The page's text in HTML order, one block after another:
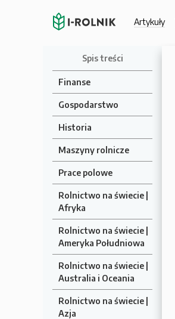
Artykuły
Spis treści
Finanse
Gospodarstwo
Historia
Maszyny rolnicze
Prace polowe
Rolnictwo na świecie |
Afryka
Rolnictwo na świecie |
Ameryka Południowa
Rolnictwo na świecie |
Australia i Oceania
Rolnictwo na świecie |
Azja